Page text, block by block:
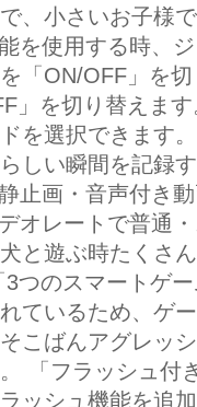
、小さいお子様
を使用する時、
「ON/OFF」を
」を切り替えま
を選択できます
しい瞬間を記録
止画・音声付き
オレートで普通
と遊ぶ時たくさ
つのスマートゲ
ているため、ゲ
こばんアグレッ
「フラッシュ付
ッシュ機能を追